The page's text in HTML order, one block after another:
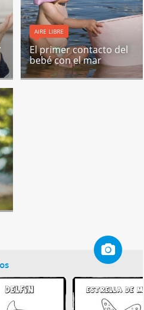
AIRE LIBRE
El primer contacto del
bebé con el mar